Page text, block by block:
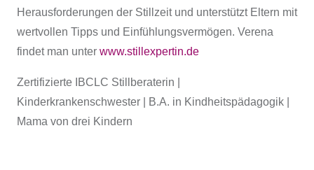
Herausforderungen der Stillzeit und unterstützt Eltern mit
wertvollen Tipps und Einfühlungsvermögen. Verena
findet man unter www.stillexpertin.de
Zertifizierte IBCLC Stillberaterin |
Kinderkrankenschwester | B.A. in Kindheitspädagogik |
Mama von drei Kindern